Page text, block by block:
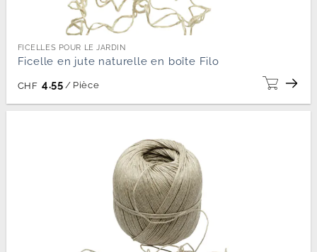
FICELLES POUR LE JARDIN
Ficelle en jute naturelle en boîte Filo
CHF 4.55 / Pièce